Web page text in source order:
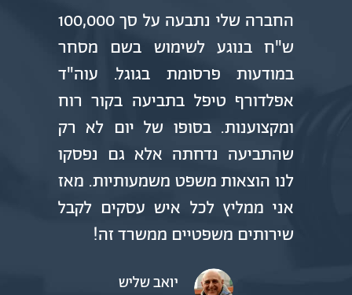
החברה שלי נתבעה על סך 100,000
ש"ח בנוגע לשימוש בשם מסחר
במודעות פרסומת בגוגל. עוה"ד
אפלדורף טיפל בתביעה בקור רוח
ומקצוענות. בסופו של יום לא רק
שהתביעה נדחתה אלא גם נפסקו
לנו הוצאות משפט משמעותיות. מאז
אני ממליץ לכל איש עסקים לקבל
שירותים משפטיים ממשרד זה!
יואב שליש